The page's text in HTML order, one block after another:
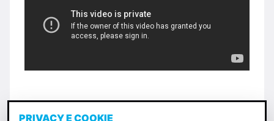
PRIVACY E COOKIE